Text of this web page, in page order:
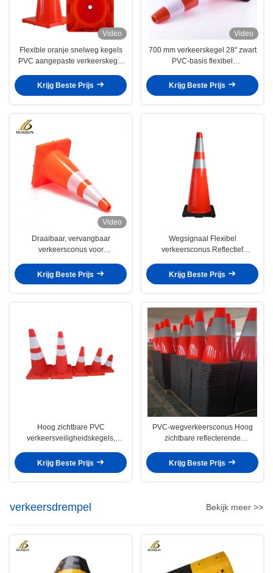
Video
Flexible oranje snelweg kegels
PVC aangepaste verkeerskegel
Krijg Beste Prijs
Video
700 mm verkeerskegel 28" zwart
PVC-basis flexibel
Krijg Beste Prijs
Video
Draaibaar, vervangbaar
verkeersconus voor
Krijg Beste Prijs
Wegsignaal Flexibel
verkeersconus Reflectief
Krijg Beste Prijs
Hoog zichtbare PVC
verkeersveiligheidskegels,
wegkegels
Krijg Beste Prijs
PVC-wegverkeersconus Hoog
zichtbare reflecterende
Krijg Beste Prijs
verkeersdrempel Bekijk meer >>